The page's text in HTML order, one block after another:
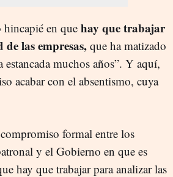
en que hay que trabajar
las empresas, que ha matizado
estancada muchos años”. Y aquí,
acabar con el absentismo, cuya
formal entre los
y el Gobierno en que es
hay que trabajar para analizar las